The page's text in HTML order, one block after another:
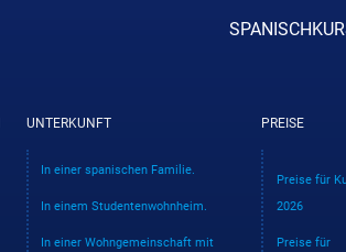
UNTERKUNFT
In einer spanischen Familie.
In einem Studentenwohnheim.
In einer Wohngemeinschaft mit
PREISE
Preise für
2026
Preise für